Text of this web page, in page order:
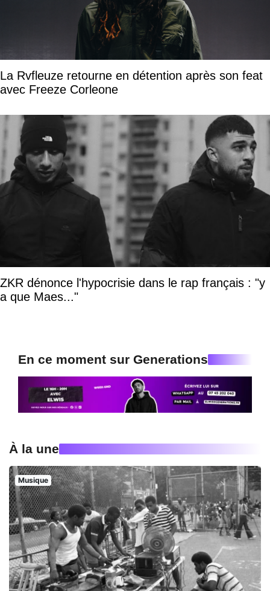
La Rvfleuze retourne en détention après son feat
avec Freeze Corleone
ZKR dénonce l'hypocrisie dans le rap français : "y
a que Maes..."
En ce moment sur Generations
À la une
Musique